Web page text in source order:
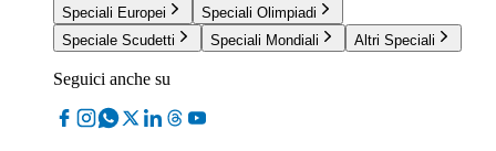
Speciali Europei
Speciali Olimpiadi
Speciale Scudetti
Speciali Mondiali Altri Speciali
Seguici anche su